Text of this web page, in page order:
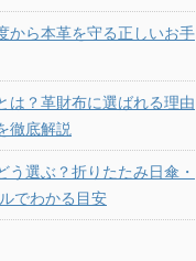
から本革を守る正しいお手
は？革財布に選ばれる理由
徹底解説
う選ぶ？折りたたみ日傘・
でわかる目安